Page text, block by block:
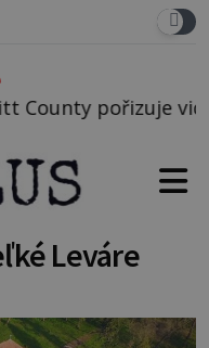
na kterém
Leváre